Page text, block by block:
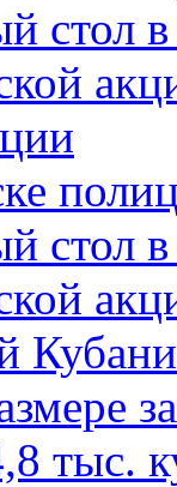
стол
стол
тыс.